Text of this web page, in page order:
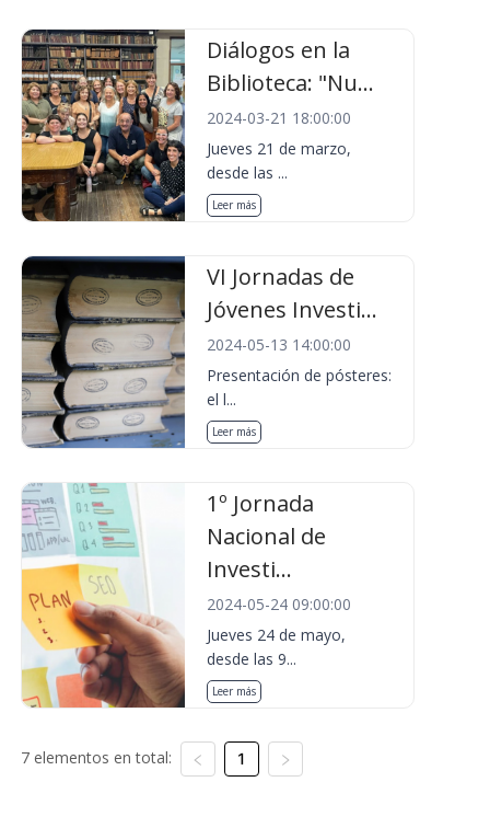
Diálogos en la
Biblioteca: "Nu...
2024-03-21 18:00:00
Jueves 21 de marzo,
desde las ...
Leer más
VI Jornadas de
Jóvenes Investi...
2024-05-13 14:00:00
Presentación de pósteres:
el l...
Leer más
1º Jornada
Nacional de
Investi...
2024-05-24 09:00:00
Jueves 24 de mayo,
desde las 9...
Leer más
7 elementos en total: 1